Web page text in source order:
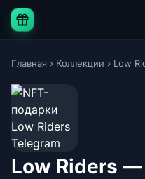
Главная › Коллекции › Low
Low Riders